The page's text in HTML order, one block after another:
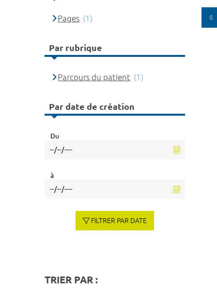
Pages (1)
Par rubrique
Parcours du patient (1)
Par date de création
Du
à
FILTRER PAR DATE
TRIER PAR :